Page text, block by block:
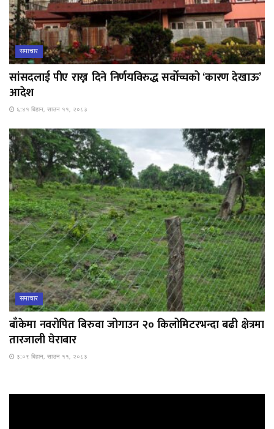
समाचार
सांसदलाई पीए राख्न दिने निर्णयविरुद्ध सर्वोच्चको ‘कारण देखाऊ’
आदेश
६:४१ बिहान, साउन ११, २०८३
समाचार
बाँकेमा नवरोपित बिरुवा जोगाउन २० किलोमिटरभन्दा बढी क्षेत्रमा
तारजाली घेराबार
३:०९ बिहान, साउन ११, २०८३